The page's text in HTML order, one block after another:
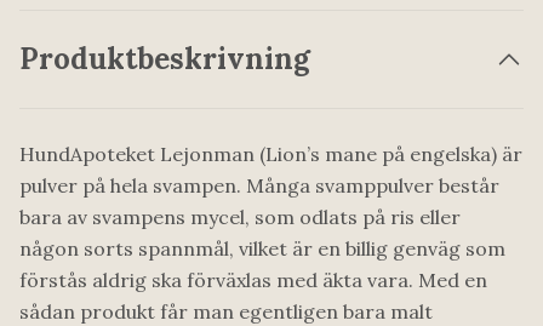
Produktbeskrivning
HundApoteket Lejonman (Lion’s mane på engelska) är
pulver på hela svampen. Många svamppulver består
bara av svampens mycel, som odlats på ris eller
någon sorts spannmål, vilket är en billig genväg som
förstås aldrig ska förväxlas med äkta vara. Med en
sådan produkt får man egentligen bara malt